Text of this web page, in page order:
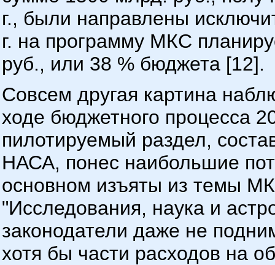
г., были направлены
г. на программу МКС
руб., или 38 % бюджета [12].
Совсем другая картина
ходе бюджетного процесса
пилотируемый раздел,
НАСА, понес наибольшие
основном изъяты из темы
"Исследования, наука и
законодатели даже не
хотя бы части расходов на